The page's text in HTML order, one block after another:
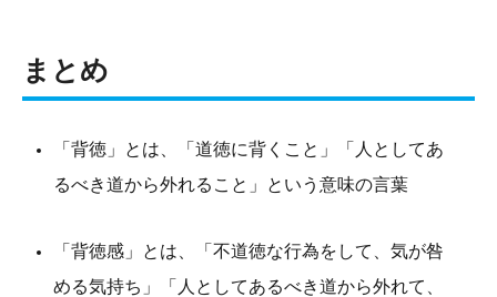
まとめ
「背徳」とは、「道徳に背くこと」「人としてあ
るべき道から外れること」という意味の言葉
「背徳感」とは、「不道徳な行為をして、気が咎
める気持ち」「人としてあるべき道から外れて、